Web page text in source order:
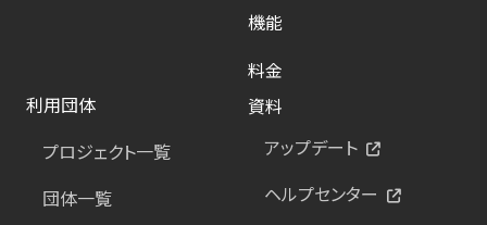
機能
料金
利用団体
プロジェクト一覧
団体一覧
資料
アップデート
ヘルプセンター